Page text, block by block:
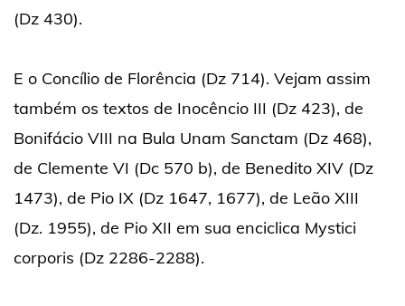
(Dz 430).
E o Concílio de Florência (Dz 714). Vejam assim
também os textos de Inocêncio III (Dz 423), de
Bonifácio VIII na Bula Unam Sanctam (Dz 468),
de Clemente VI (Dc 570 b), de Benedito XIV (Dz
1473), de Pio IX (Dz 1647, 1677), de Leão XIII
(Dz. 1955), de Pio XII em sua enciclica Mystici
corporis (Dz 2286-2288).